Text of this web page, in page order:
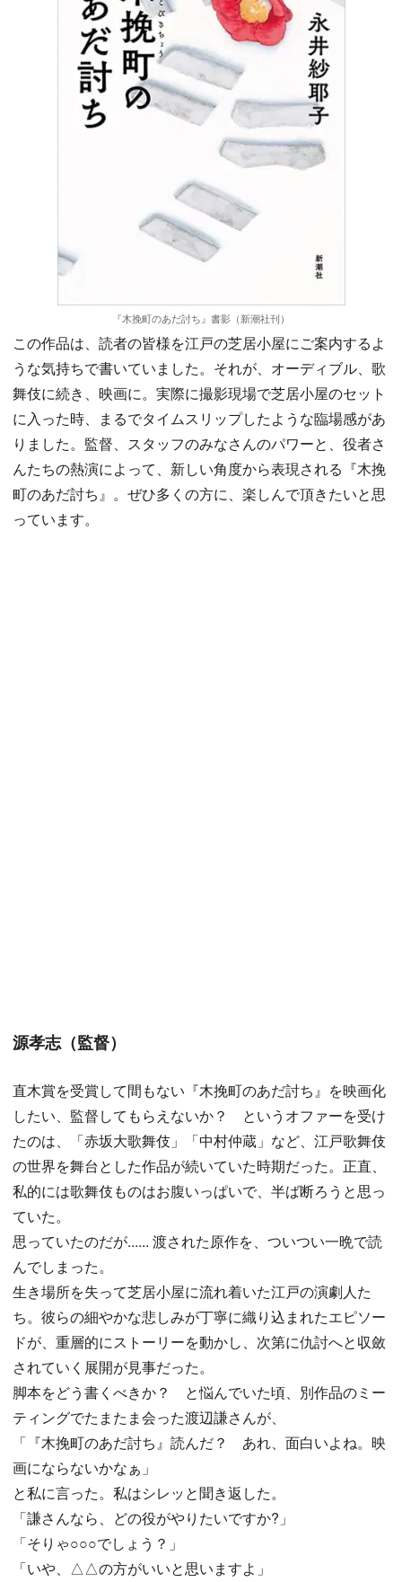
『木挽町のあだ討ち』書影（新潮社刊）
この作品は、読者の皆様を江戸の芝居小屋にご案内するよ
うな気持ちで書いていました。それが、オーディブル、歌
舞伎に続き、映画に。実際に撮影現場で芝居小屋のセット
に入った時、まるでタイムスリップしたような臨場感があ
りました。監督、スタッフのみなさんのパワーと、役者さ
んたちの熱演によって、新しい角度から表現される『木挽
町のあだ討ち』。ぜひ多くの方に、楽しんで頂きたいと思
っています。
源孝志（監督）
直木賞を受賞して間もない『木挽町のあだ討ち』を映画化
したい、監督してもらえないか？ というオファーを受け
たのは、「赤坂大歌舞伎」「中村仲蔵」など、江戸歌舞伎
の世界を舞台とした作品が続いていた時期だった。正直、
私的には歌舞伎ものはお腹いっぱいで、半ば断ろうと思っ
ていた。
思っていたのだが...... 渡された原作を、ついつい一晩で読
んでしまった。
生き場所を失って芝居小屋に流れ着いた江戸の演劇人た
ち。彼らの細やかな悲しみが丁寧に織り込まれたエピソー
ドが、重層的にストーリーを動かし、次第に仇討へと収斂
されていく展開が見事だった。
脚本をどう書くべきか？ と悩んでいた頃、別作品のミー
ティングでたまたま会った渡辺謙さんが、
「『木挽町のあだ討ち』読んだ？ あれ、面白いよね。映
画にならないかなぁ」
と私に言った。私はシレッと聞き返した。
「謙さんなら、どの役がやりたいですか?」
「そりゃ○○○でしょう？」
「いや、△△の方がいいと思いますよ」